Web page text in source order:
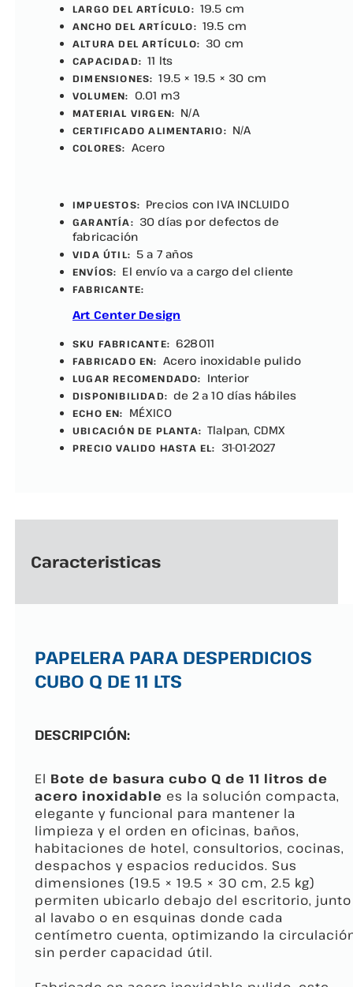
LARGO DEL ARTÍCULO: 19.5 cm
ANCHO DEL ARTÍCULO: 19.5 cm
ALTURA DEL ARTÍCULO: 30 cm
CAPACIDAD: 11 lts
DIMENSIONES: 19.5 × 19.5 × 30 cm
VOLUMEN: 0.01 m3
MATERIAL VIRGEN: N/A
CERTIFICADO ALIMENTARIO: N/A
COLORES: Acero
IMPUESTOS: Precios con IVA INCLUIDO
GARANTÍA: 30 días por defectos de
fabricación
VIDA ÚTIL: 5 a 7 años
ENVÍOS: El envío va a cargo del cliente
FABRICANTE:
Art Center Design
SKU FABRICANTE: 628011
FABRICADO EN: Acero inoxidable pulido
LUGAR RECOMENDADO: Interior
DISPONIBILIDAD: de 2 a 10 días hábiles
ECHO EN: MÉXICO
UBICACIÓN DE PLANTA: Tlalpan, CDMX
PRECIO VALIDO HASTA EL: 31-01-2027
Caracteristicas
PAPELERA PARA DESPERDICIOS
CUBO Q DE 11 LTS
DESCRIPCIÓN:
El Bote de basura cubo Q de 11 litros de
acero inoxidable es la solución compacta,
elegante y funcional para mantener la
limpieza y el orden en oficinas, baños,
habitaciones de hotel, consultorios, cocinas,
despachos y espacios reducidos. Sus
dimensiones (19.5 × 19.5 × 30 cm, 2.5 kg)
permiten ubicarlo debajo del escritorio, junto
al lavabo o en esquinas donde cada
centímetro cuenta, optimizando la
sin perder capacidad útil.